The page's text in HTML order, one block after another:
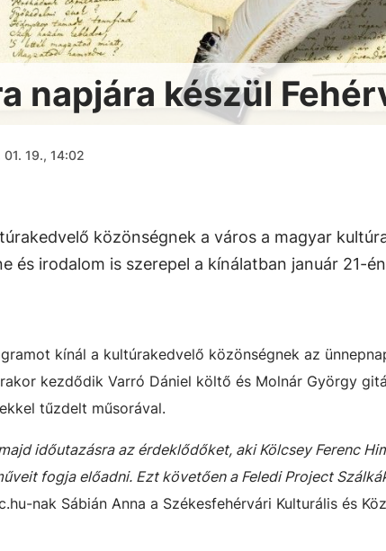
napjára készül
19., 14:02
közönségnek a város a magyar
és irodalom is szerepel a kínálatban január 21-
kínál a kultúrakedvelő közönségnek az
kezdődik Varró Dániel költő és Molnár György
tűzdelt műsorával.
időutazásra az érdeklődőket, aki Kölcsey Ferenc
fogja előadni. Ezt követően a Feledi Project
nak Sábián Anna a Székesfehérvári Kulturális és